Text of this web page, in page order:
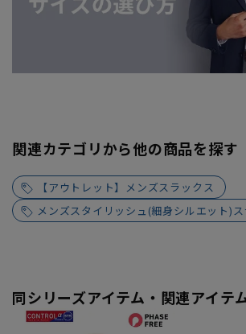
関連カテゴリから他の商品を探す
【アウトレット】メンズスラックス
メンズスタイリッシュ(細身シルエット)
同シリーズアイテム・関連アイテ